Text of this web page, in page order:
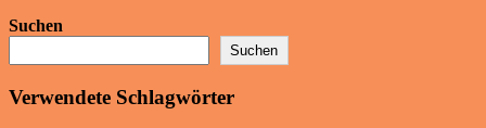
Suchen
Suchen
Verwendete Schlagwörter